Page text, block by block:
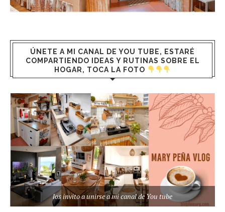
ÚNETE A MI CANAL DE YOU TUBE, ESTARÉ
COMPARTIENDO IDEAS Y RUTINAS SOBRE EL
HOGAR, TOCA LA FOTO
los invito a unirse a mi canal de You tube